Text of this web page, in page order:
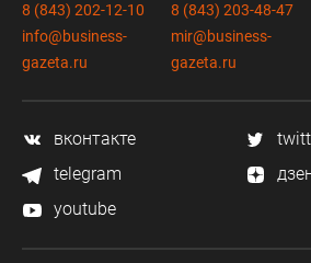
8 (843) 202-12-10
info@business-
gazeta.ru
8 (843) 203-48-47
mir@business-
gazeta.ru
вконтакте
telegram
youtube